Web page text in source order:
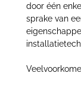
door één
sprake van